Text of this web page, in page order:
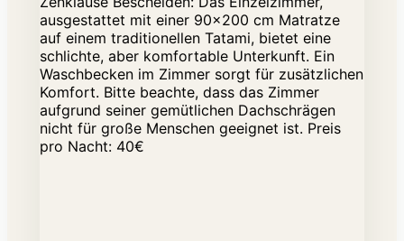
ausgestattet mit einer 90x200 cm Matratze
auf einem traditionellen Tatami, bietet eine
schlichte, aber komfortable Unterkunft. Ein
Waschbecken im Zimmer sorgt für zusätzlichen
Komfort. Bitte beachte, dass das Zimmer
aufgrund seiner gemütlichen Dachschrägen
nicht für große Menschen geeignet ist. Preis
pro Nacht: 40€